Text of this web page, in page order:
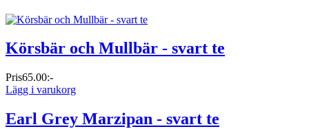
Körsbär och Mullbär - svart te
Pris65.00:-
Lägg i varukorg
Earl Grey Marzipan - svart te